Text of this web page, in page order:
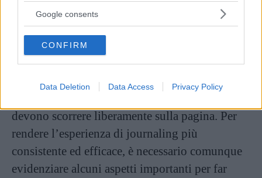
not limited to your visit or usage behaviour. You may click to
use your data for below specified purposes in below Google
consent section.
Google consents
CONFIRM
Data Deletion Data Access Privacy Policy
Come scrivere un diario
emotivo
Scrivere un diario emotivo non richiede una
grafia impeccabile e tanto meno fini abilità
devono scorrere liberamente sulla pagina. Per
rendere l’esperienza di journaling più
consistente ed efficace, è necessario comunque
evidenziare alcuni aspetti importanti per far